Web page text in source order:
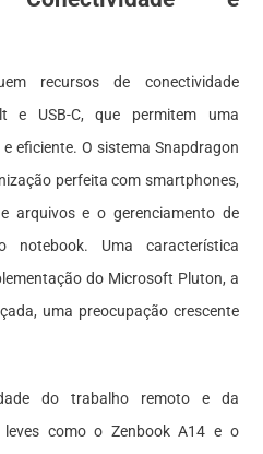
recursos de conectividade
e USB-C, que permitem uma
eficiente. O sistema Snapdragon
perfeita com smartphones,
arquivos e o gerenciamento de
notebook. Uma característica
do Microsoft Pluton, a
uma preocupação crescente
do trabalho remoto e da
leves como o Zenbook A14 e o